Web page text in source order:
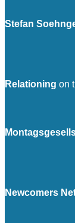
Stefan
Relationing on
Newcomers